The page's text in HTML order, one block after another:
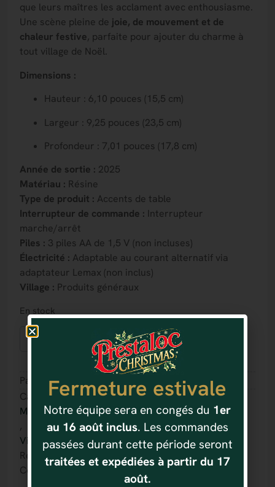
que leurs maîtres les acclament avec enthousiasme.
Une scène pleine de joie, de mouvement et de
chaleur festive, parfaite pour ajouter du charme à
tout village de Noël.
Dimensions :
Hauteur : 6,10 pouces (15,5 cm)
Largeur : 9,25 pouces (23,5 cm)
Profondeur : 7,01 pouces (17,8 cm)
Année de sortie : 2025
Matériau : Résine
Type de produit : Accents de table
Interrupteur de commande : Interrupteur
marche/arrêt
Piles : 3 piles AA de 1,5 V (non incluses)
Électricité : Adaptable au courant alternatif via
adaptateur Lemax (non inclus)
Village : Produits généraux
En stock
Ajouter au panier
Partager :
Catégorie(s) :
Manèges et animations
,
Village de Noël LEMAX
Référence : 728162544568
Code produit : # 54456
Fermeture estivale
Notre équipe sera en congés du 1er
au 16 août inclus. Les commandes
passées durant cette période seront
traitées et expédiées à partir du 17
août.